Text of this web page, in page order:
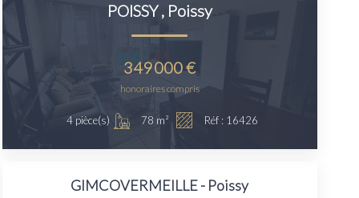
POISSY, Poissy
349 000 €
honoraires compris
4 pièce(s) 78 m² Réf : 16426
GIMCOVERMEILLE - Poissy